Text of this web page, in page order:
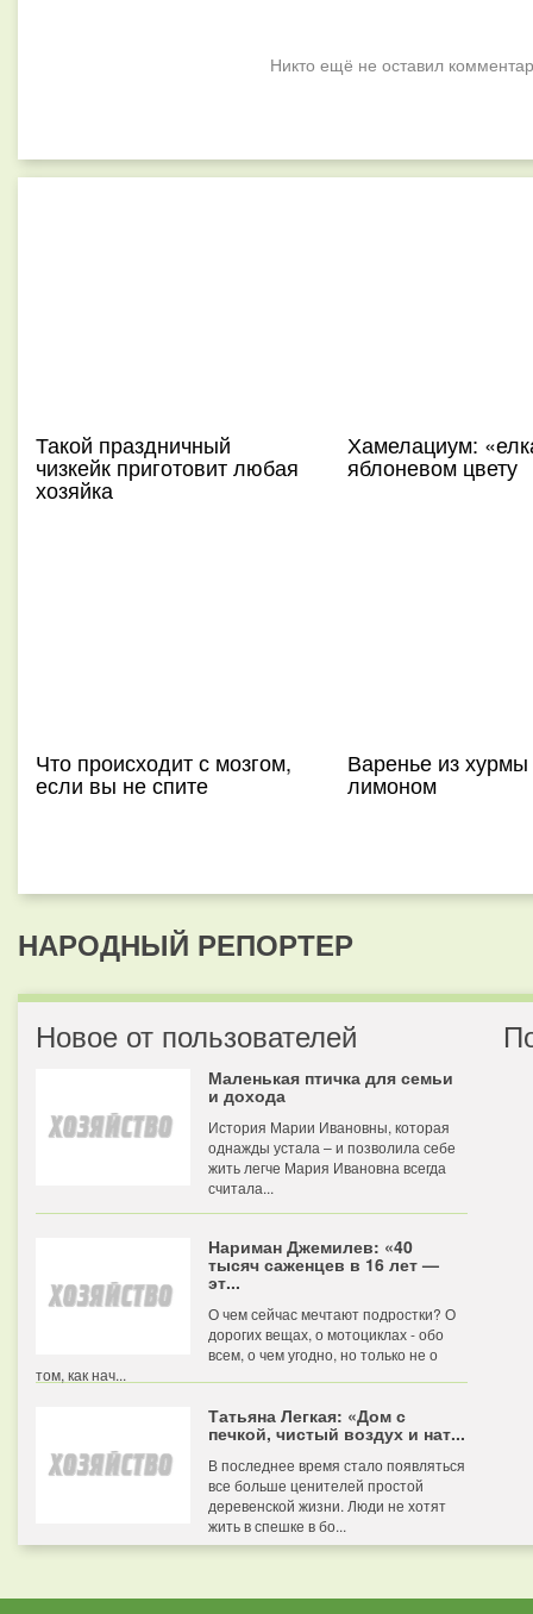
Никто ещё не оставил
Такой праздничный
чизкейк приготовит любая
хозяйка
Хамелациум:
яблоневом цвету
Что происходит с мозгом,
если вы не спите
Варенье из хурмы
лимоном
НАРОДНЫЙ РЕПОРТЕР
Новое от пользователей
Маленькая птичка для семьи
и дохода
История Марии Ивановны, которая
однажды устала – и позволила себе
жить легче Мария Ивановна всегда
считала...
Нариман Джемилев: «40
тысяч саженцев в 16 лет —
эт...
О чем сейчас мечтают подростки? О
дорогих вещах, о мотоциклах - обо
всем, о чем угодно, но только не о
том, как нач...
Татьяна Легкая: «Дом с
печкой, чистый воздух и нат...
В последнее время стало появляться
все больше ценителей простой
деревенской жизни. Люди не хотят
жить в спешке в бо...